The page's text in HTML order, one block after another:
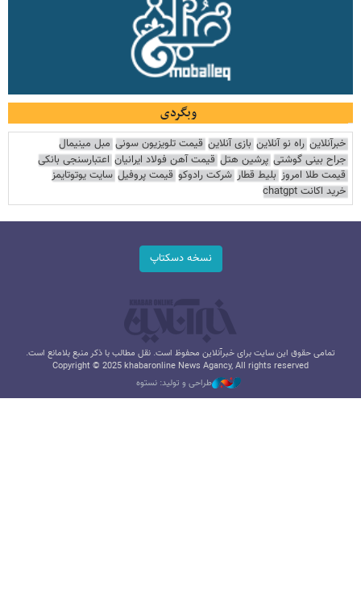
وبگردی
خبرآنلاین راه نو آنلاین بازی آنلاین قیمت تلویزیون سونی مبل مینیمال
جراح بینی گوشتی پرشین هتل قیمت آهن فولاد ایرانیان اعتبارسنجی بانکی
قیمت طلا امروز بلیط قطار شرکت رادوکو قیمت پروفیل سایت یوتوتایمز
خرید اکانت chatgpt
نسخه دسکتاپ
تمامی حقوق این سایت برای خبرآنلاین محفوظ است. نقل مطالب با ذکر منبع بلامانع است.
Copyright © 2025 khabaronline News Agancy, All rights reserved
طراحی و تولید: نستوه